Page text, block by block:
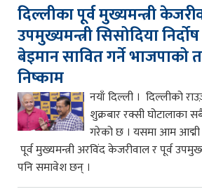
दिल्लीका पूर्व मुख्यमन्त्री
उपमुख्यमन्त्री सिसोदिया
बेइमान सावित गर्ने भाजपाको
निष्काम
नयाँ दिल्ली । दिल्लीको
शुक्रबार रक्सी घोटालाका
गरेको छ । यसमा आम आद्मी
पूर्व मुख्यमन्त्री अरविंद केजरीवाल र पूर्व
पनि समावेश छन् ।